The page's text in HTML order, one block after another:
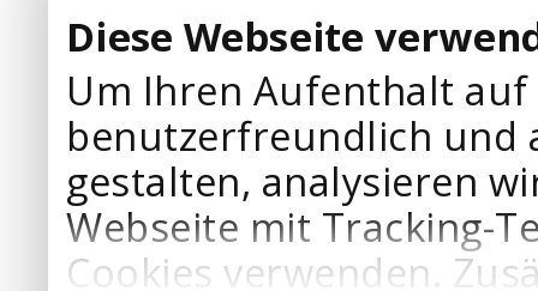
Diese Webseite
Um Ihren Aufenthalt
benutzerfreundlich und
gestalten, analysieren
Webseite mit Tracking-
Cookies verwenden.